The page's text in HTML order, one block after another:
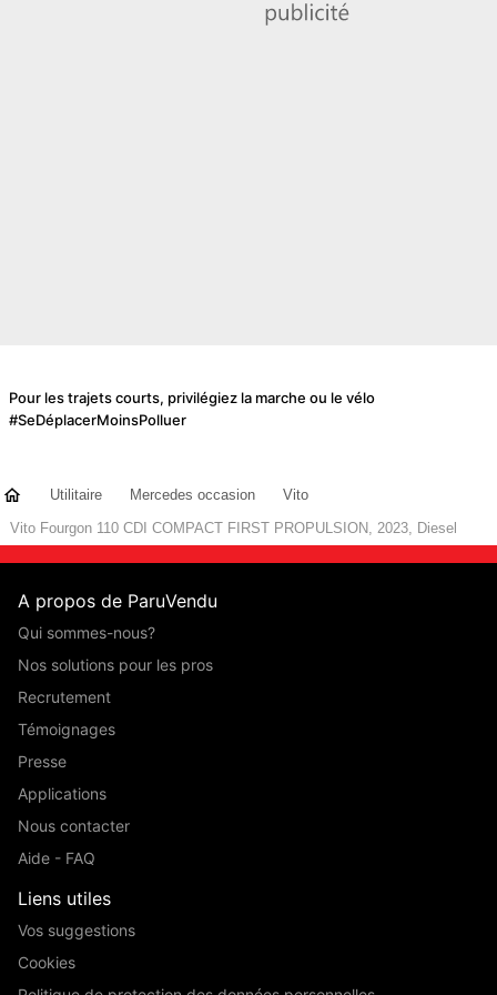
Pour les trajets courts, privilégiez la marche ou le vélo
#SeDéplacerMoinsPolluer
Utilitaire Mercedes occasion
Vito
Vito Fourgon 110 CDI COMPACT FIRST PROPULSION, 2023, Diesel
A propos de ParuVendu
Qui sommes-nous?
Nos solutions pour les pros
Recrutement
Témoignages
Presse
Applications
Nous contacter
Aide - FAQ
Liens utiles
Vos suggestions
Cookies